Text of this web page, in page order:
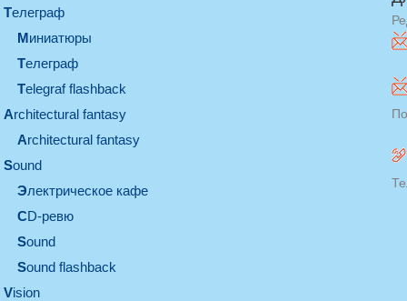
телеграф
миниатюры
телеграф
Telegraf flashback
architectural fantasy
architectural fantasy
sound
электрическое кафе
CD-ревю
sound
Sound flashback
vision